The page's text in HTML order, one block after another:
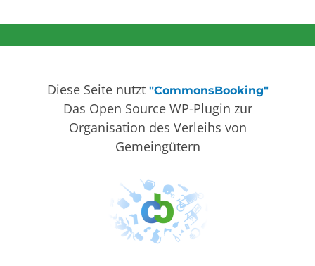
Diese Seite nutzt "CommonsBooking"
Das Open Source WP-Plugin zur
Organisation des Verleihs von
Gemeingütern